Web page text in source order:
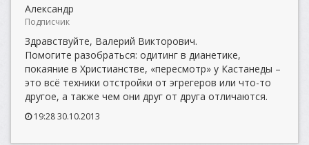
Александр
Подписчик
Здравствуйте, Валерий Викторович.
Помогите разобраться: одитинг в дианетике,
покаяние в Христианстве, «пересмотр» у Кастанеды –
это всё техники отстройки от эгрегеров или что-то
другое, а также чем они друг от друга отличаются.
19:28 30.10.2013